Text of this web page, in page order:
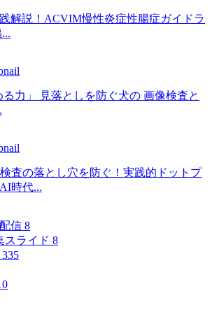
践解説！ACVIM慢性炎症性腸症ガイドラ
る力」 見落としを防ぐ犬の 画像検査と
検査の落とし穴を防ぐ！実践的ドットプ
時代...
信 8
スライド 8
335